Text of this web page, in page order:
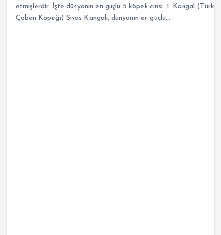
etmişlerdir. İşte dünyanın en güçlü 5 köpek cinsi: 1. Kangal (Türk
Çoban Köpeği) Sivas Kangalı, dünyanın en güçlü…